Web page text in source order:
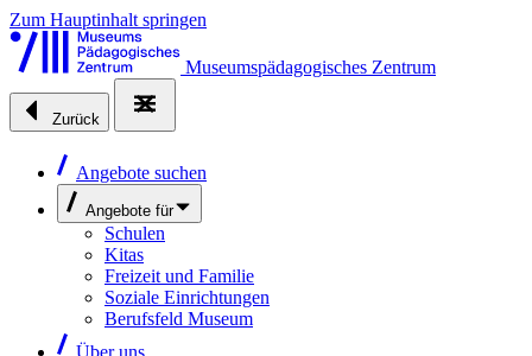
Zum Hauptinhalt springen
Museumspädagogisches Zentrum
Zurück
Angebote suchen
Angebote für
Schulen
Kitas
Freizeit und Familie
Soziale Einrichtungen
Berufsfeld Museum
Über uns